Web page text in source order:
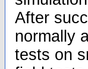
After
normally
tests on